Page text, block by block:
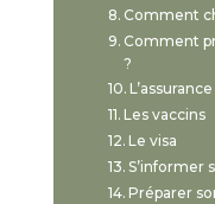
Comment
Comment
?
L’assurance
Les vaccins
Le visa
S’informer
Préparer